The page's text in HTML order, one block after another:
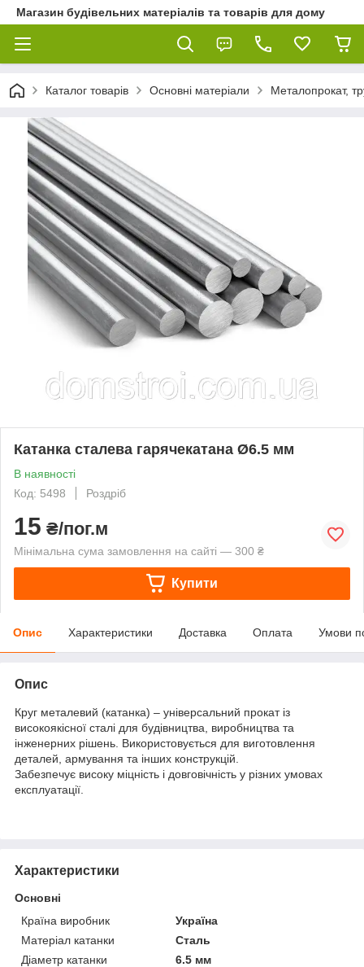
Магазин будівельних матеріалів та товарів для дому
Каталог товарів Основні матеріали Металопрокат,
Катанка сталева гарячекатана Ø6.5 мм
В наявності
Код: 5498
Роздріб
15 ₴/пог.м
Мінімальна сума замовлення на сайті — 300 ₴
Купити
Опис Характеристики Доставка Оплата Умови
Опис
Круг металевий (катанка) – універсальний прокат із
високоякісної сталі для будівництва, виробництва та
інженерних рішень. Використовується для виготовлення
деталей, армування та інших конструкцій.
Забезпечує високу міцність і довговічність у різних умовах
експлуатації.
Характеристики
Основні
Країна виробник
Україна
Матеріал катанки
Сталь
Діаметр катанки
6.5 мм